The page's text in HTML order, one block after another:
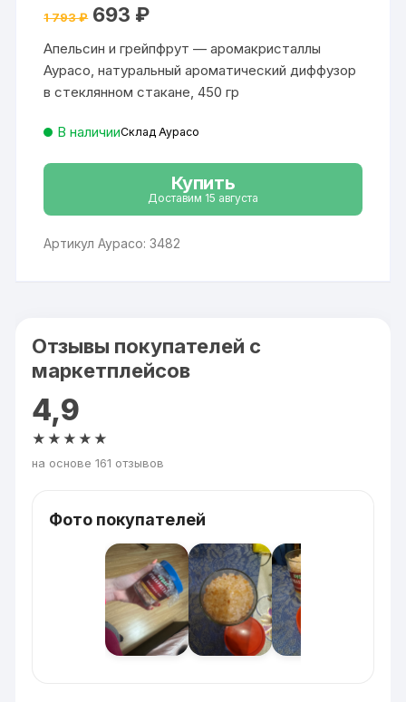
на основе
пользовате
ля
1 793₽ Первоначальная
цена
1
793 ₽.
693 ₽Текущая
Апельсин и грейпфрут — аромакристаллы
Аурасо, натуральный ароматический диффузор
в стеклянном стакане, 450 гр
В наличииСклад Аурасо
Купить
Доставим 15 августа
Артикул Аурасо: 3482
Отзывы покупателей с
маркетплейсов
4,9
★★★★★
на основе 161 отзывов
Фото покупателей